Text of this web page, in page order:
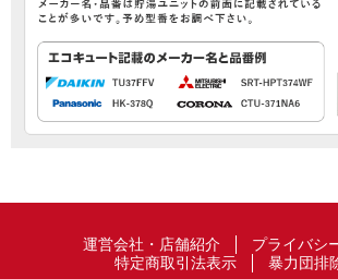
運営会社・店舗紹介
プライバシ
特定商取引法表示
暴力団排